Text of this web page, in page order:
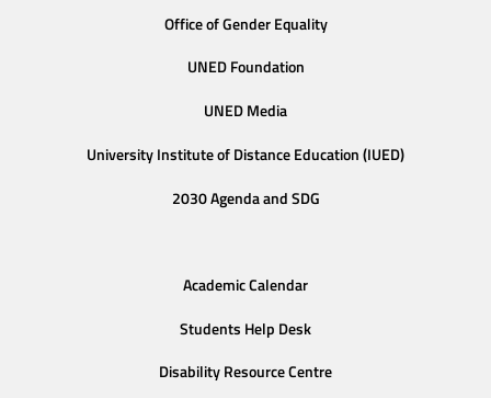
Office of Gender Equality
UNED Foundation
UNED Media
University Institute of Distance Education (IUED)
2030 Agenda and SDG
Academic Calendar
Students Help Desk
Disability Resource Centre